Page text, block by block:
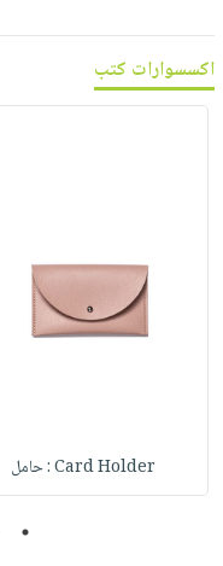
اكسسوارات كتب
Card Holder : حامل
1